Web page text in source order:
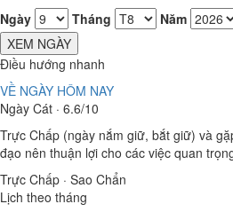
Ngày
Tháng
Năm
XEM NGÀY
Điều hướng nhanh
VỀ NGÀY HÔM NAY
Ngày Cát · 6.6/10
Trực Chấp (ngày nắm giữ, bắt giữ) và
đạo nên thuận lợi cho các việc quan
Trực Chấp · Sao Chẩn
Lịch theo tháng